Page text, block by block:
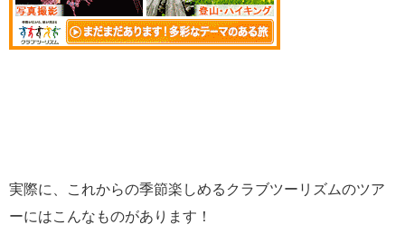
実際に、これからの季節楽しめるクラブツーリズムのツア
ーにはこんなものがあります！